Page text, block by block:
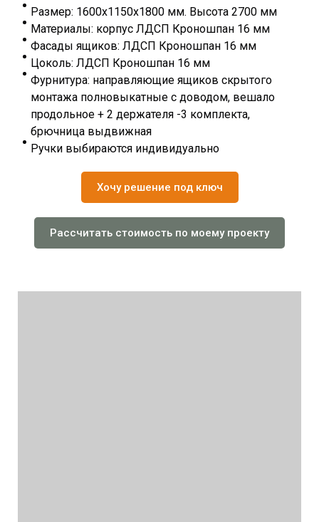
Размер: 1600х1150х1800 мм. Высота 2700 мм
Материалы: корпус ЛДСП Кроношпан 16 мм
Фасады ящиков: ЛДСП Кроношпан 16 мм
Цоколь: ЛДСП Кроношпан 16 мм
Фурнитура: направляющие ящиков скрытого
монтажа полновыкатные с доводом, вешало
продольное + 2 держателя -3 комплекта,
брючница выдвижная
Ручки выбираются индивидуально
Хочу решение под ключ
Рассчитать стоимость по моему проекту